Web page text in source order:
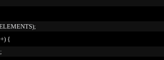
);
{
;